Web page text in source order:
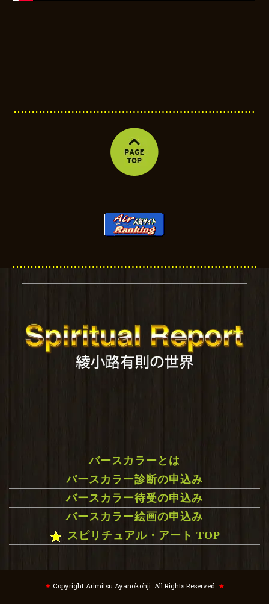
バースカラーとは
バースカラー診断の申込み
バースカラー待受の申込み
バースカラー絵画の申込み
スピリチュアル・アート TOP
★ Copyright Arimitsu Ayanokohji. All Rights Reserved. ★